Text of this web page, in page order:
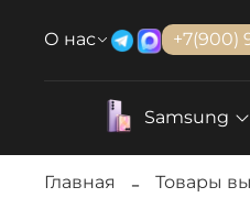
О нас +7(900)
Samsung
Главная Товары